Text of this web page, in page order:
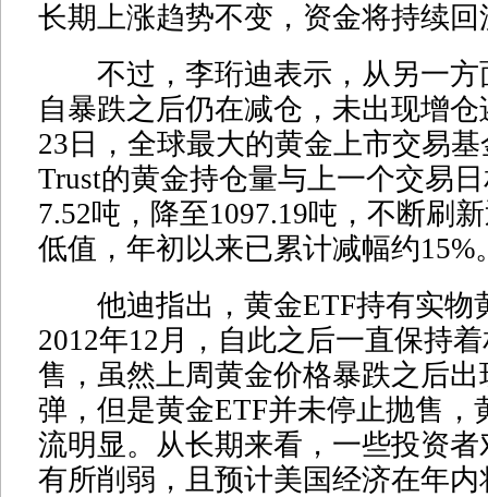
长期上涨趋势不变，资金将持续
不过，李珩迪表示，从另一方
自暴跌之后仍在减仓，未出现增
23日，全球最大的黄金上市交易基
Trust的黄金持仓量与上一个交易
7.52吨，降至1097.19吨，不断刷
低值，年初以来已累计减幅约15%
他迪指出，黄金ETF持有实物
2012年12月，自此之后一直保持
售，虽然上周黄金价格暴跌之后出
弹，但是黄金ETF并未停止抛售，
流明显。从长期来看，一些投资
有所削弱，且预计美国经济在年